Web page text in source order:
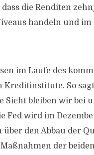
die Renditen
handeln und
im Laufe des
So
Sicht bleiben wir bei
Fed wird im
den Abbau der
der